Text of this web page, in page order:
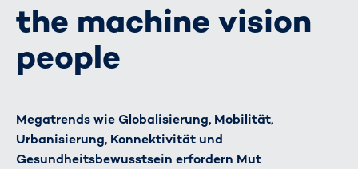
the machine vision
people
Megatrends wie Globalisierung, Mobilität,
Urbanisierung, Konnektivität und
Gesundheitsbewusstsein erfordern Mut